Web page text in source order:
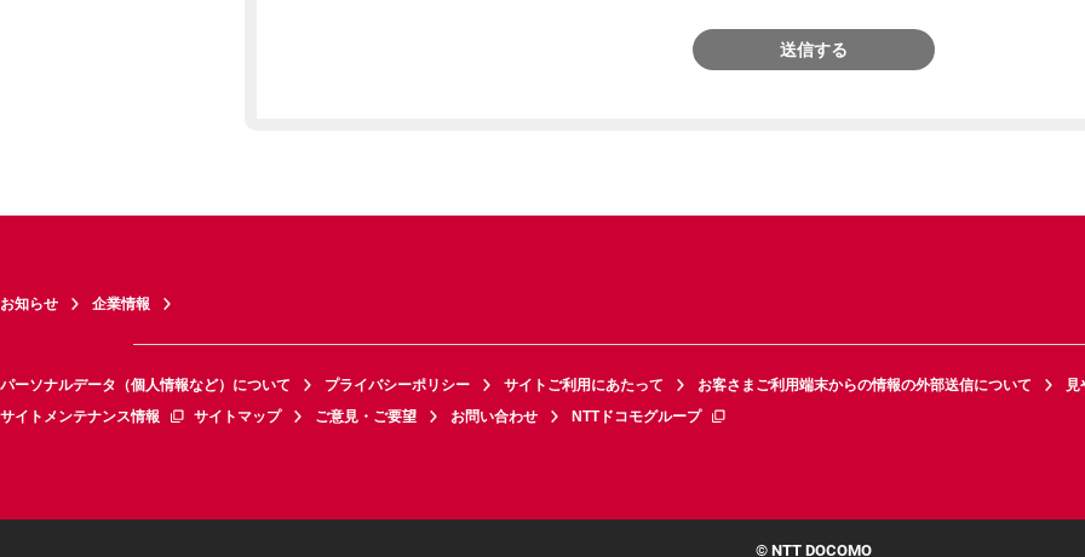
送信する
お知らせ 企業情報
パーソナルデータ（個人情報など）について プライバシーポリシー サイトご利用にあたって お客さまご利用端末からの情報の外部送信について
見
サイトメンテナンス情報
サイトマップ ご意見・ご要望 お問い合わせ NTTドコモグループ
© NTT DOCOMO